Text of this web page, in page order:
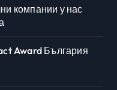
компании у нас
Award България